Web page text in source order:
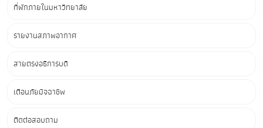
ที่พักภายในมหาวิทยาลัย
รายงานสภาพอากาศ
สายตรงอธิการบดี
เตือนภัยมิจฉาชีพ
ติดต่อสอบถาม